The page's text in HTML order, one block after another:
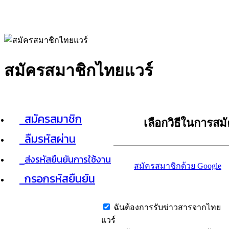
สมัครสมาชิกไทยแวร์
สมัครสมาชิก
ลืมรหัสผ่าน
ส่งรหัสยืนยันการใช้งาน
กรอกรหัสยืนยัน
เลือกวิธีในการส
สมัครสมาชิกด้วย Google
ฉันต้องการรับข่าวสารจากไทย
แวร์